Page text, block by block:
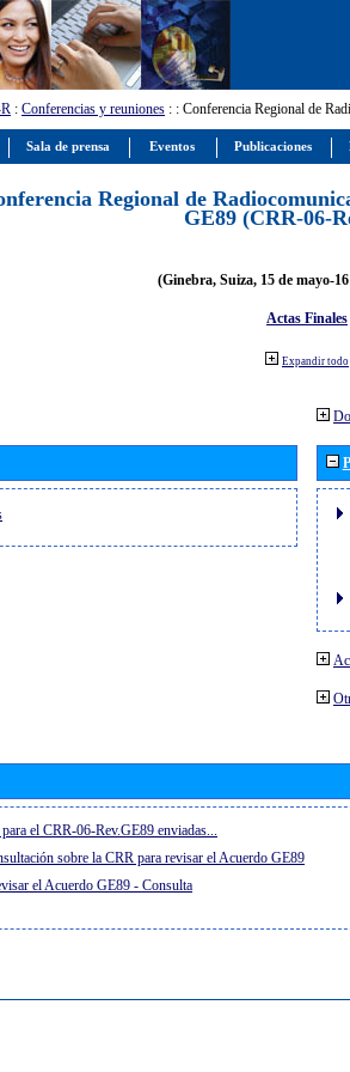
: Conferencias y reuniones : : Conferencia Regional de
Regional de
GE89 (CRR-06-
(Ginebra, Suiza, 15 de mayo-
Actas Finales
Expandir todo
el CRR-06-Rev.GE89 enviadas...
sobre la CRR para revisar el Acuerdo GE89
el Acuerdo GE89 - Consulta
Sala de prensa Eventos Publicaciones